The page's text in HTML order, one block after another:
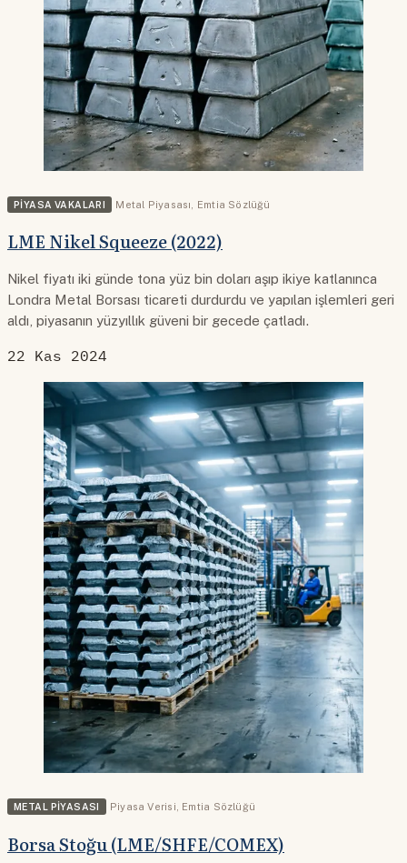
PIYASA VAKALARI Metal Piyasası Emtia Sözlüğü
LME Nikel Squeeze (2022)
Nikel fiyatı iki günde tona yüz bin doları aşıp ikiye katlanınca
Londra Metal Borsası ticareti durdurdu ve yapılan işlemleri geri
aldı, piyasanın yüzyıllık güveni bir gecede çatladı.
22 Kas 2024
METAL PIYASASI Piyasa Verisi Emtia Sözlüğü
Borsa Stoğu (LME/SHFE/COMEX)